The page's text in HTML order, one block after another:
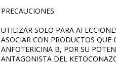
PRECAUCIONES:
UTILIZAR SOLO PARA
ASOCIAR CON PRODUCTOS QUE
ANFOTERICINA B, POR SU
ANTAGONISTA DEL